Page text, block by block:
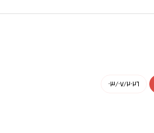
٠٣/٠٧/٢٠٢٦